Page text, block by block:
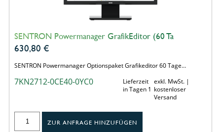
SENTRON Powermanager GrafikEditor (60 Ta
630,80 €
SENTRON Powermanager Optionspaket Grafikeditor 60 Tage…
7KN2712-0CE40-0YC0
Lieferzeit
in Tagen 1
exkl. MwSt. |
kostenloser
Versand
ZUR ANFRAGE HINZUFÜGEN